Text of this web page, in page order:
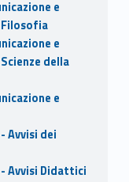
e
e
della
e
Avvisi dei
Avvisi Didattici